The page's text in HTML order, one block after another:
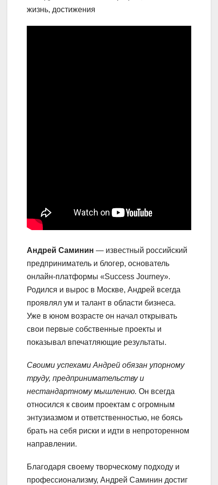
Андрей Саминин — известный российский
предприниматель и блогер, основатель
онлайн-платформы «Success Journey».
Родился и вырос в Москве, Андрей всегда
проявлял ум и талант в области бизнеса.
Уже в юном возрасте он начал открывать
свои первые собственные проекты и
показывал впечатляющие результаты.
Своими успехами Андрей обязан упорному
труду, предпринимательству и
нестандартному мышлению. Он всегда
относился к своим проектам с огромным
энтузиазмом и ответственностью, не боясь
брать на себя риски и идти в непроторенном
направлении.
Благодаря своему творческому подходу и
профессионализму, Андрей Саминин достиг